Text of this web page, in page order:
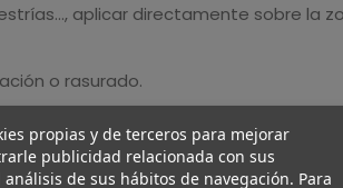
aplicar directamente sobre
o rasurado.
propias y de terceros para mejorar
publicidad relacionada con sus
de sus hábitos de navegación. Para